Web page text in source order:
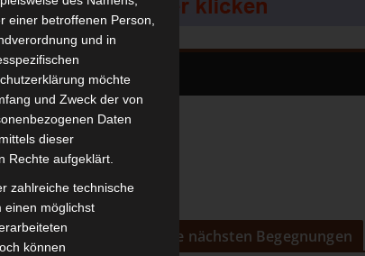
Die nächsten Begegnungen
einer betroffenen Person,
und in
möchte
und Zweck der von
Daten
dieser
Rechte aufgeklärt.
zahlreiche technische
einen möglichst
können